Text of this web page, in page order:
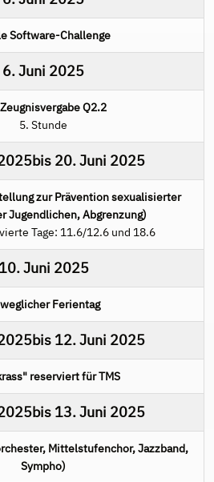
Software-Challenge
6. Juni 2025
Q2.2
5. Stunde
bis 20. Juni 2025
zur Prävention sexualisierter
Jugendlichen, Abgrenzung)
Tage: 11.6/12.6 und 18.6
10. Juni 2025
Ferientag
bis 12. Juni 2025
reserviert für TMS
bis 13. Juni 2025
Mittelstufenchor, Jazzband,
Sympho)